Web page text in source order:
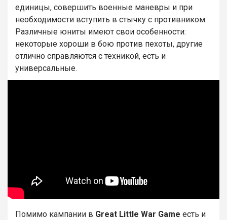
единицы, совершить военные маневры и при
необходимости вступить в стычку с противником.
Различные юниты имеют свои особенности:
некоторые хороши в бою против пехоты, другие
отлично справляются с техникой, есть и
универсальные.
Помимо кампании в Great Little War Game есть и